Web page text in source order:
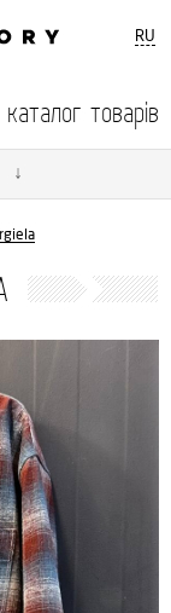
RU
каталог товарів
↓